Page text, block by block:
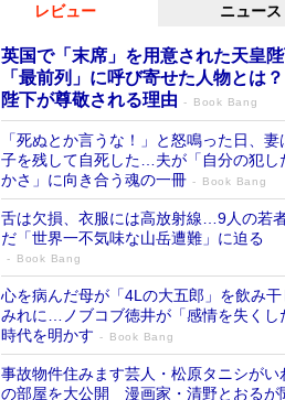
レビュー ニュース
英国で「末席」を用意された天皇
「最前列」に呼び寄せた人物とは
陛下が尊敬される理由
Book Bang
「死ぬとか言うな！」と怒鳴った日、妻
子を残して自死した…夫が「自分の犯し
かさ」に向き合う魂の一冊
Book Bang
舌は欠損、衣服には高放射線…9人の若
だ「世界一不気味な山岳遭難」に迫る
Book Bang
心を病んだ母が「4Lの大五郎」を飲み干
みれに…ノブコブ徳井が「感情を失くし
時代を明かす
Book Bang
事故物件住みます芸人・松原タニシがい
の部屋を大公開 漫画家・清野とおるが